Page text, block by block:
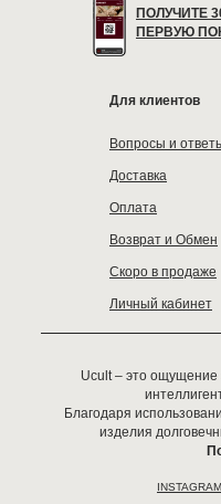
Для клиентов
Вопросы и
Доставка
Оплата
ПОЛУЧИТЕ
ПЕРВУЮ
Возврат и Обмен
Скоро в продаже
Личный кабинет
INSTAGRAM
Ucult – это ощущение
Благодаря
изделия